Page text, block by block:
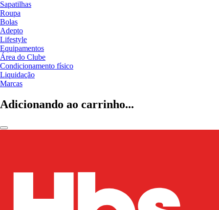
Sapatilhas
Roupa
Bolas
Adepto
Lifestyle
Equipamentos
Área do Clube
Condicionamento físico
Liquidação
Marcas
Adicionando ao carrinho...